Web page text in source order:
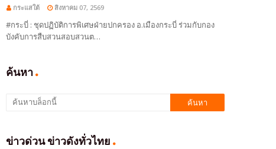
กระแสใต้ สิงหาคม 07, 2569
#กระบี่ : ชุดปฏิบัติการพิเศษฝ่ายปกครอง อ.เมืองกระบี่ ร่วมกับกอง
บังคับการสืบสวนสอบสวนต…
ค้นหา
ข่าวด่วน ข่าวดังทั่วไทย